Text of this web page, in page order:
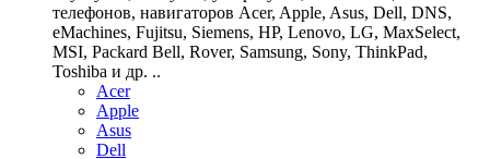
телефонов, навигаторов Acer, Apple, Asus, Dell, DNS,
eMachines, Fujitsu, Siemens, HP, Lenovo, LG, MaxSelect,
MSI, Packard Bell, Rover, Samsung, Sony, ThinkPad,
Toshiba и др. ..
Acer
Apple
Asus
Dell